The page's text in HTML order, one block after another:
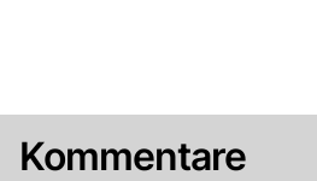
Kommentare